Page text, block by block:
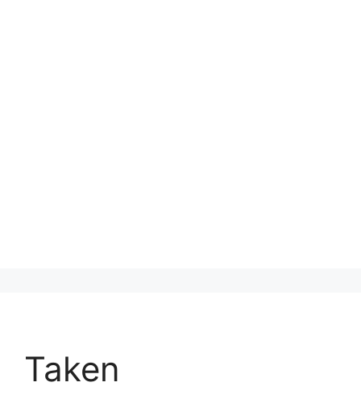
Taken